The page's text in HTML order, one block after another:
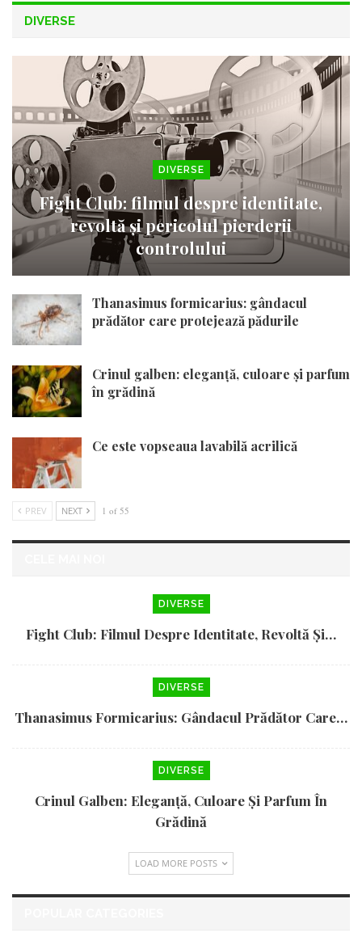
DIVERSE
DIVERSE
Fight Club: filmul despre identitate,
revoltă și pericolul pierderii
controlului
Thanasimus formicarius: gândacul
prădător care protejează pădurile
Crinul galben: eleganță, culoare și parfum
în grădină
Ce este vopseaua lavabilă acrilică
PREV NEXT 1 of 55
DIVERSE
Fight Club: Filmul Despre Identitate, Revoltă Și…
DIVERSE
Thanasimus Formicarius: Gândacul Prădător Care…
DIVERSE
Crinul Galben: Eleganță, Culoare Și Parfum În
Grădină
LOAD MORE POSTS